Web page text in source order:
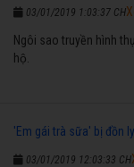
03/01/2019 1:03:37 CH
Ngôi sao truyền hình
hộ.
'Em gái trà sữa' bị đồn
03/01/2019 12:03:33 CH